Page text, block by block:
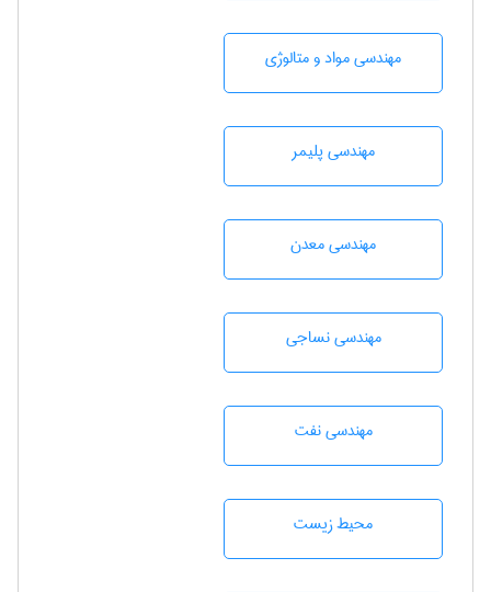
مهندسی مواد و متالوژی
مهندسی پليمر
مهندسی معدن
مهندسي نساجی
مهندسی نفت
محيط زيست